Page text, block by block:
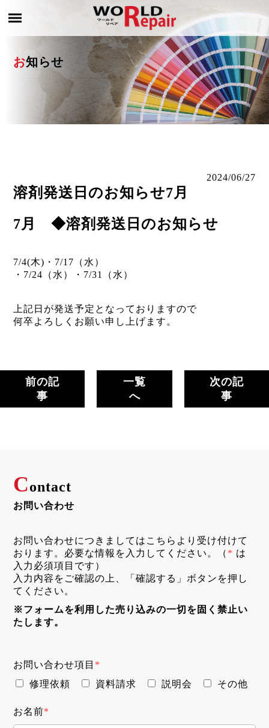
お知らせ
2024/06/27
溶剤発送日のお知らせ7月
7月 ◆溶剤発送日のお知らせ
7/4(木)・7/17（水）
・7/24（水）・7/31（水）
上記日が発送予定となっておりますので
何卒よろしくお願い申し上げます。
前の記
事
一覧
へ
次の記
事
Contact
お問い合わせ
お問い合わせにつきましてはこちらより受け付けて
おります。必要な情報を入力してください。（ * は
入力必須項目です）
入力内容をご確認の上、「確認する」ボタンを押し
てください。
※フォームを利用した売り込みの一切を固く禁止い
たします。
お問い合わせ項目 *
修理依頼
資料請求 説明会 その他
お名前*